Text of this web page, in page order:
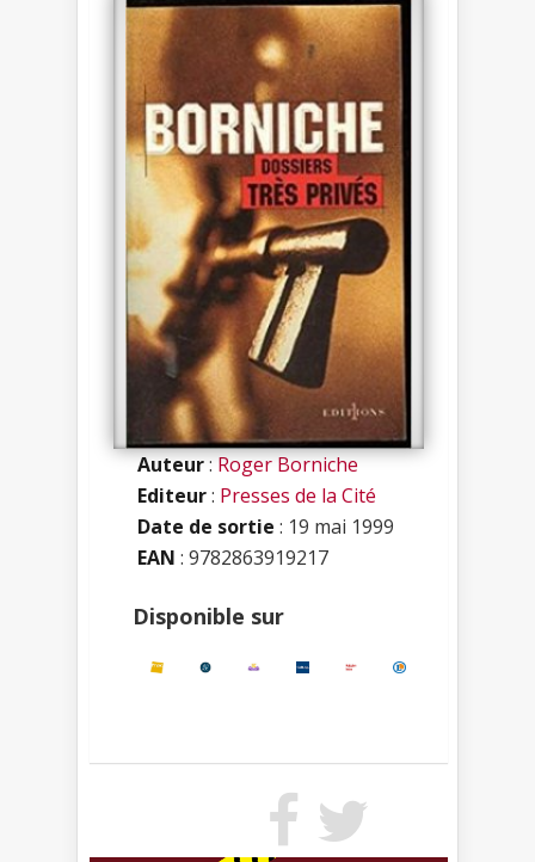
Auteur:Roger Borniche
Editeur: Presses de la Cité
Date de sortie : 19 mai 1999
EAN : 9782863919217
Disponible sur